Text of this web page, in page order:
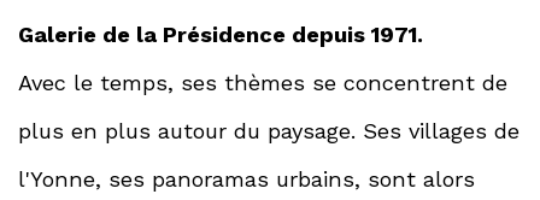
Galerie de la Présidence depuis 1971.
Avec le temps, ses thèmes se concentrent de
plus en plus autour du paysage. Ses villages de
l'Yonne, ses panoramas urbains, sont alors